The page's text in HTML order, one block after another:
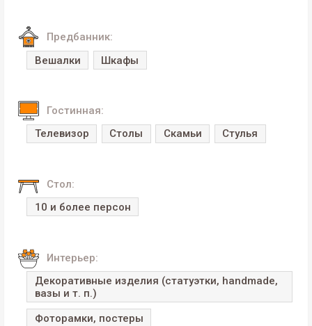
Предбанник:
Вешалки
Шкафы
Гостинная:
Телевизор
Столы Скамьи Стулья
Стол:
10 и более персон
Интерьер:
Декоративные изделия (статуэтки, handmade,
вазы и т. п.)
Фоторамки, постеры